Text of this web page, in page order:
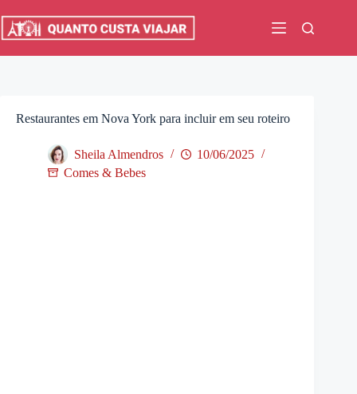
para
Restaurantes em Nova York para incluir em seu roteiro
Sheila Almendros
10/06/2025
Comes & Bebes